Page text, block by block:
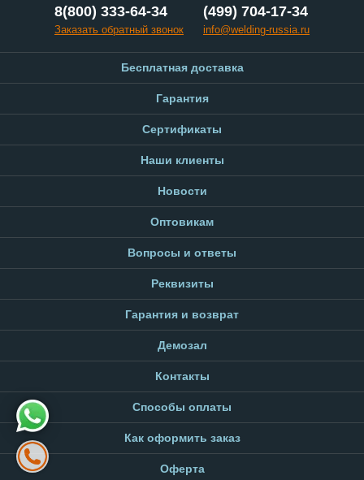
8(800) 333-64-34
Заказать обратный звонок
(499) 704-17-34
info@welding-russia.ru
Бесплатная доставка
Гарантия
Сертификаты
Наши клиенты
Новости
Оптовикам
Вопросы и ответы
Реквизиты
Гарантия и возврат
Демозал
Контакты
Способы оплаты
Как оформить заказ
Оферта